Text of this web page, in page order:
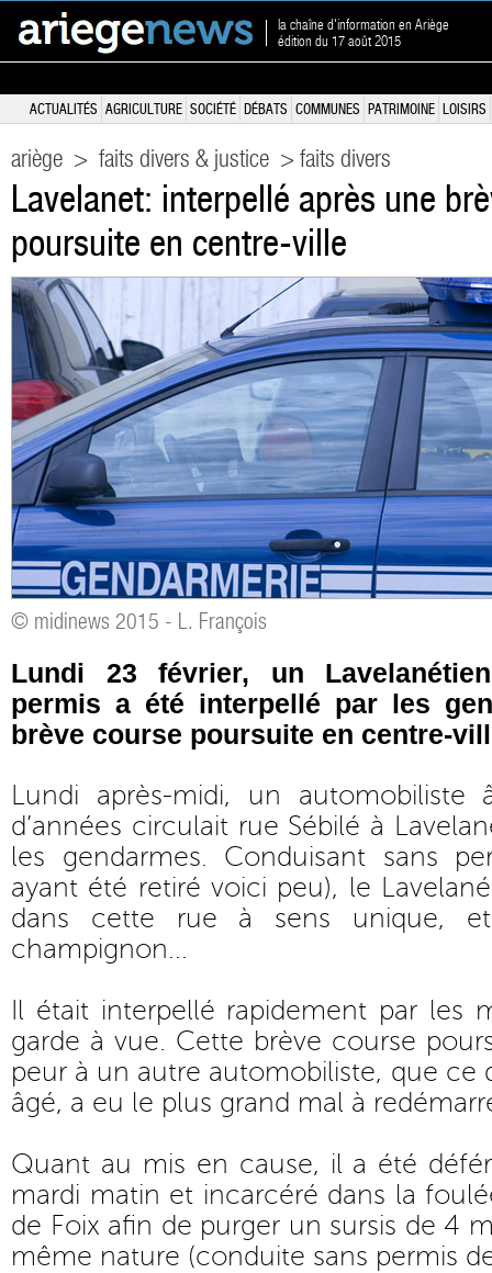
la chaîne d'information en Ariège
édition du 17 août 2015
ACTUALITÉS AGRICULTURE SOCIÉTÉ DÉBATS COMMUNES PATRIMOINE LOISIRS
ariège > faits divers & justice > faits divers
Lavelanet: interpellé après une
poursuite en centre-ville
© midinews 2015 - L. François
Lundi 23 février, un
permis a été interpellé par les
brève course poursuite en centre-
Lundi après-midi, un automobiliste
d’années circulait rue Sébilé à
les gendarmes. Conduisant sans
ayant été retiré voici peu), le
dans cette rue à sens unique,
champignon...
Il était interpellé rapidement par les
garde à vue. Cette brève course
peur à un autre automobiliste, que ce
âgé, a eu le plus grand mal à
Quant au mis en cause, il a été
mardi matin et incarcéré dans la
de Foix afin de purger un sursis de 4
même nature (conduite sans permis